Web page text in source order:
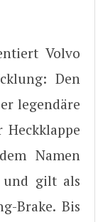
Volvo
Den
legendäre
Heckklappe
Namen
und gilt als
Brake. Bis